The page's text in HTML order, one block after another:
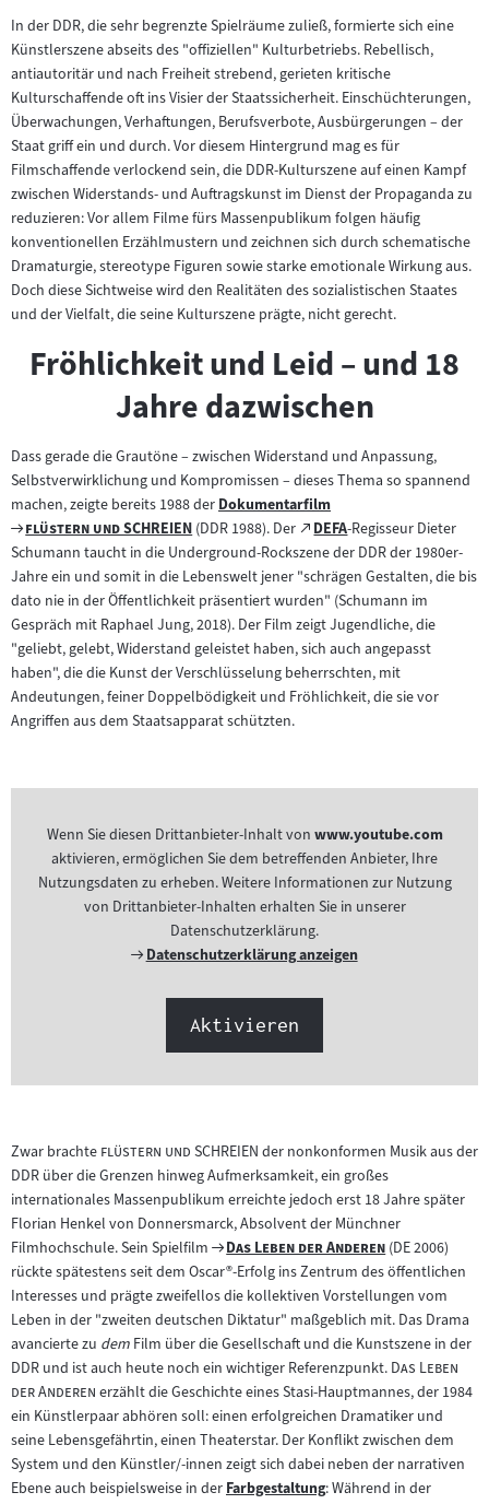
In der DDR, die sehr begrenzte Spielräume zuließ, formierte sich eine
Künstlerszene abseits des "offiziellen" Kulturbetriebs. Rebellisch,
antiautoritär und nach Freiheit strebend, gerieten kritische
Kulturschaffende oft ins Visier der Staatssicherheit. Einschüchterungen,
Überwachungen, Verhaftungen, Berufsverbote, Ausbürgerungen – der
Staat griff ein und durch. Vor diesem Hintergrund mag es für
Filmschaffende verlockend sein, die DDR-Kulturszene auf einen Kampf
zwischen Widerstands- und Auftragskunst im Dienst der Propaganda zu
reduzieren: Vor allem Filme fürs Massenpublikum folgen häufig
konventionellen Erzählmustern und zeichnen sich durch schematische
Dramaturgie, stereotype Figuren sowie starke emotionale Wirkung aus.
Doch diese Sichtweise wird den Realitäten des sozialistischen Staates
und der Vielfalt, die seine Kulturszene prägte, nicht gerecht.
Fröhlichkeit und Leid – und 18
Jahre dazwischen
Dass gerade die Grautöne – zwischen Widerstand und Anpassung,
Selbstverwirklichung und Kompromissen – dieses Thema so spannend
machen, zeigte bereits 1988 derZum
Inhalt:
Dokumentarfilm
Zum
Filmarchiv:
"
flüstern und SCHREIEN"(DDR 1988). Der
Zum
externen
Inhalt:
DEFA
(öffnet
im
neuen
Tab)
-Regisseur Dieter
Schumann taucht in die Underground-Rockszene der DDR der 1980er-
Jahre ein und somit in die Lebenswelt jener "schrägen Gestalten, die bis
dato nie in der Öffentlichkeit präsentiert wurden" (Schumann im
Gespräch mit Raphael Jung, 2018). Der Film zeigt Jugendliche, die
"geliebt, gelebt, Widerstand geleistet haben, sich auch angepasst
haben", die die Kunst der Verschlüsselung beherrschten, mit
Andeutungen, feiner Doppelbödigkeit und Fröhlichkeit, die sie vor
Angriffen aus dem Staatsapparat schützten.
Wenn Sie diesen Drittanbieter-Inhalt von www.youtube.com
aktivieren, ermöglichen Sie dem betreffenden Anbieter, Ihre
Nutzungsdaten zu erheben. Weitere Informationen zur Nutzung
von Drittanbieter-Inhalten erhalten Sie in unserer
Datenschutzerklärung.
Externer
Datenschutzerklärung anzeigen
Aktivieren
Zwar brachte "flüstern und SCHREIEN "der nonkonformen Musik aus der
DDR über die Grenzen hinweg Aufmerksamkeit, ein großes
internationales Massenpublikum erreichte jedoch erst 18 Jahre später
Florian Henkel von Donnersmarck, Absolvent der Münchner
Filmhochschule. Sein Spielfilm
Zum
Filmarchiv:
"
Das Leben der Anderen"(DE 2006)
rückte spätestens seit dem Oscar®-Erfolg ins Zentrum des öffentlichen
Interesses und prägte zweifellos die kollektiven Vorstellungen vom
Leben in der "zweiten deutschen Diktatur" maßgeblich mit. Das Drama
avancierte zu dem Film über die Gesellschaft und die Kunstszene in der
DDR und ist auch heute noch ein wichtiger Referenzpunkt. "Das Leben
der Anderen "erzählt die Geschichte eines Stasi-Hauptmannes, der 1984
ein Künstlerpaar abhören soll: einen erfolgreichen Dramatiker und
seine Lebensgefährtin, einen Theaterstar. Der Konflikt zwischen dem
System und den Künstler/-innen zeigt sich dabei neben der narrativen
Ebene auch beispielsweise in derZum
Farbgestaltung: Während in der